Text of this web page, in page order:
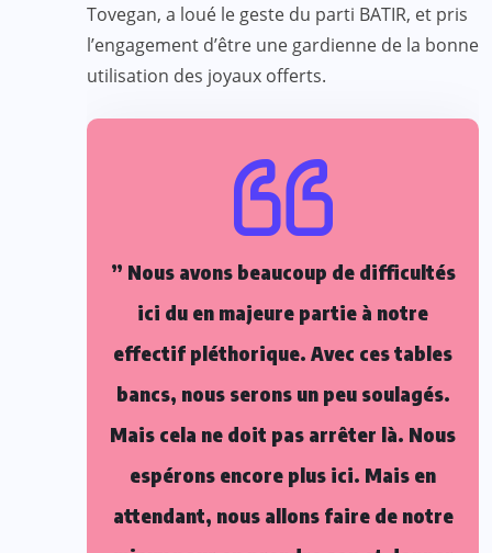
Tovegan, a loué le geste du parti BATIR, et pris
l’engagement d’être une gardienne de la bonne
utilisation des joyaux offerts.
” Nous avons beaucoup de difficultés
ici du en majeure partie à notre
effectif pléthorique. Avec ces tables
bancs, nous serons un peu soulagés.
Mais cela ne doit pas arrêter là. Nous
espérons encore plus ici. Mais en
attendant, nous allons faire de notre